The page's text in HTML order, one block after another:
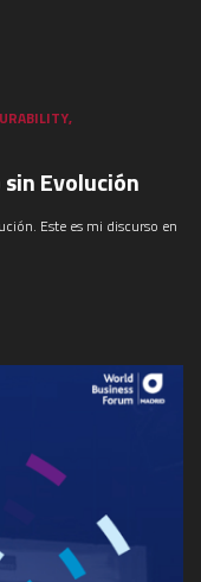
,
Evolución
Este es mi discurso en